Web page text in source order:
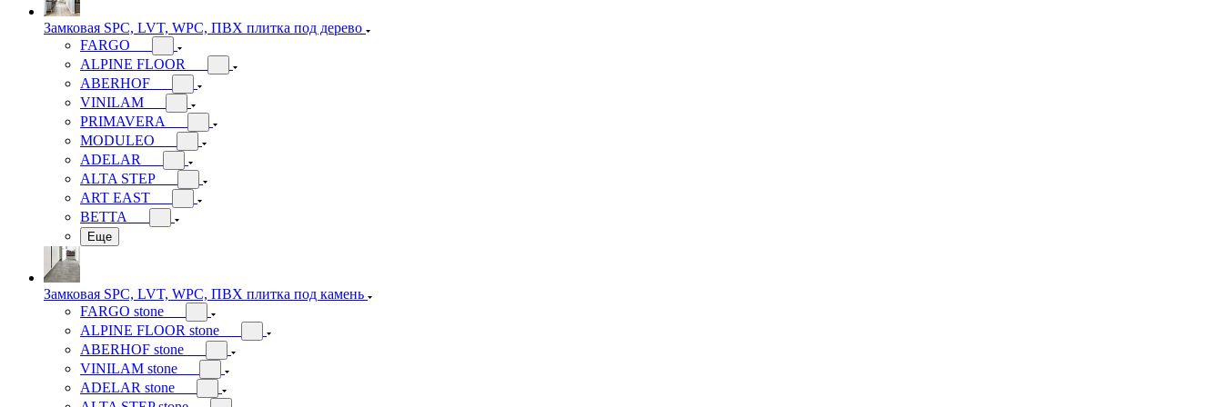
Замковая SPC, LVT, WPC, ПВХ плитка под дерево
FARGO
ALPINE FLOOR
ABERHOF
VINILAM
PRIMAVERA
MODULEO
ADELAR
ALTA STEP
ART EAST
BETTA
Еще
Замковая SPC, LVT, WPC, ПВХ плитка под камень
FARGO stone
ALPINE FLOOR stone
ABERHOF stone
VINILAM stone
ADELAR stone